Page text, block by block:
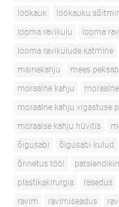
löökauk
löökauku
looma ravikulu
looma
looma ravikulude katmine
mainekahju
mees peksab
moraalne kahju
moraalne kahju vigastuse
moraalse kahju hüvitis
õigusabi
õigusabi kulud
õnnetus tööl
plastikakirurgia
rasedus
ravim
ravimiseadus